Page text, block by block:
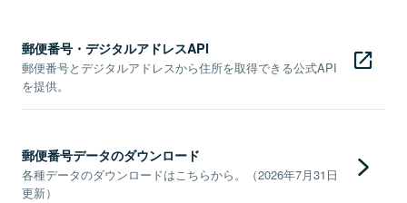
郵便番号・デジタルアドレスAPI
郵便番号とデジタルアドレスから住所を取得できる公式API
を提供。
郵便番号データのダウンロード
各種データのダウンロードはこちらから。（2026年7月31日
更新）